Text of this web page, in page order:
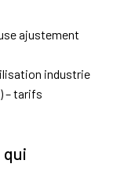
ajustement
industrie
– tarifs
qui